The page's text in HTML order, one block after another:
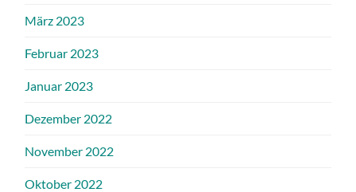
März 2023
Februar 2023
Januar 2023
Dezember 2022
November 2022
Oktober 2022